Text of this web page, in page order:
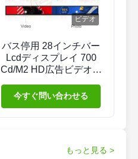
ビデオ
バス停用 28インチバー
Lcdディスプレイ 700
Cd/M2 HD広告ビデオプ
今すぐ問い合わせる
もっと見る >